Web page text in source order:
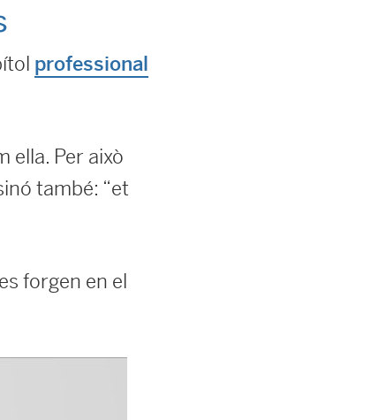
professional
ella. Per això
també: “et
forgen en el